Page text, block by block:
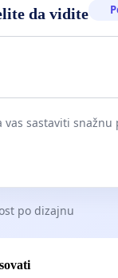
da vidite
vas sastaviti snažnu
po dizajnu